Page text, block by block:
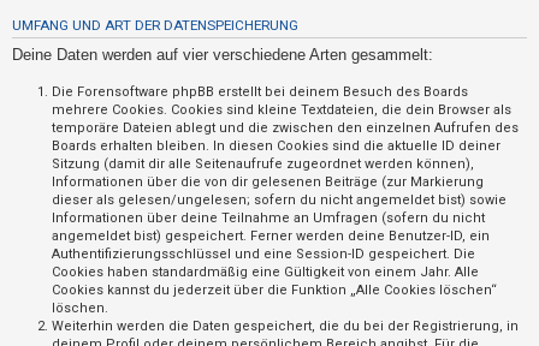
UMFANG UND ART DER DATENSPEICHERUNG
Deine Daten werden auf vier verschiedene Arten gesammelt:
Die Forensoftware phpBB erstellt bei deinem Besuch des Boards
mehrere Cookies. Cookies sind kleine Textdateien, die dein Browser als
temporäre Dateien ablegt und die zwischen den einzelnen Aufrufen des
Boards erhalten bleiben. In diesen Cookies sind die aktuelle ID deiner
Sitzung (damit dir alle Seitenaufrufe zugeordnet werden können),
Informationen über die von dir gelesenen Beiträge (zur Markierung
dieser als gelesen/ungelesen; sofern du nicht angemeldet bist) sowie
Informationen über deine Teilnahme an Umfragen (sofern du nicht
angemeldet bist) gespeichert. Ferner werden deine Benutzer-ID, ein
Authentifizierungsschlüssel und eine Session-ID gespeichert. Die
Cookies haben standardmäßig eine Gültigkeit von einem Jahr. Alle
Cookies kannst du jederzeit über die Funktion „Alle Cookies löschen“
löschen.
Weiterhin werden die Daten gespeichert, die du bei der Registrierung, in